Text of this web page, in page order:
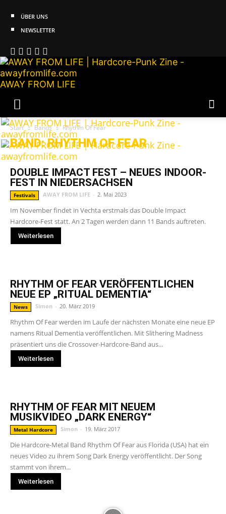
ÜBER UNS
NEWSLETTER
AWAY FROM LIFE
Start Bands Rhythm Of Fear
BAND: RHYTHM OF FEAR
DOUBLE IMPACT FEST – NEUES INDOOR-
FEST IN NIEDERSACHSEN
Festivals AWAY FROM LIFE - 2. Mai 2023
Im November findet in Vechta erstmals das Double Impact
Hardcore-Fest statt. An 2 Tagen werden dann 11 Bands auftreten.
Weiterlesen
RHYTHM OF FEAR VERÖFFENTLICHEN
NEUE EP „RITUAL DEMENTIA“
News Simon - 20. März 2019
Rhythm Of Fear werden im Laufe der nächsten Monate eine neue EP
namens Ritual Dementia veröffentlichen. Mit Slithering Madness
präsentiert uns die Crossover-Hardcore-Band aus...
Weiterlesen
RHYTHM OF FEAR MIT NEUEM
MUSIKVIDEO „DARK ENERGY“
Metal Hardcore Simon - 19. März 2017
Die Hardcore-Metal Band Rhythm Of Fear aus Florida (USA) hat ein
neues Video zu ihrem Song Dark Energy veröffentlicht. Der Song
stammt von ihrem...
Weiterlesen